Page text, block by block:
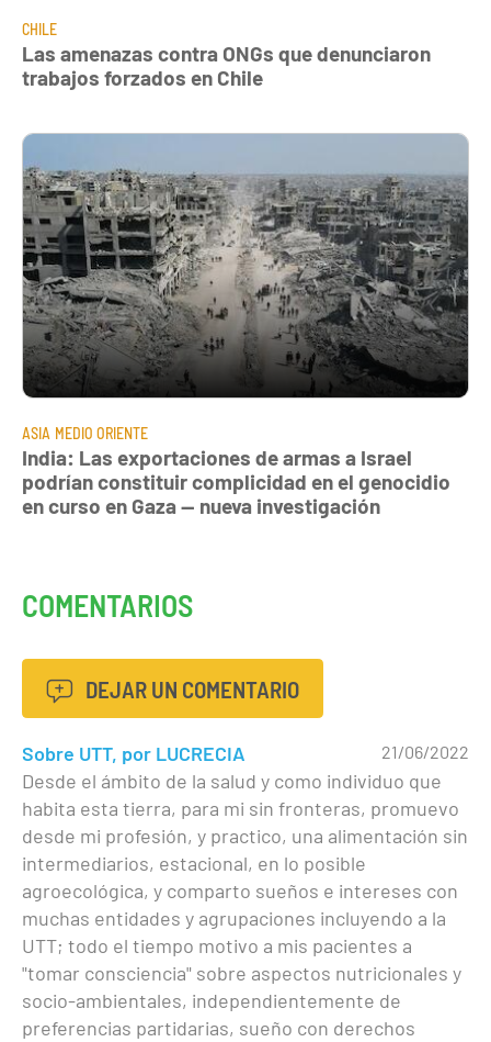
CHILE
Las amenazas contra ONGs que denunciaron
trabajos forzados en Chile
ASIA MEDIO ORIENTE
India: Las exportaciones de armas a Israel
podrían constituir complicidad en el genocidio
en curso en Gaza — nueva investigación
COMENTARIOS
DEJAR UN COMENTARIO
21/06/2022
Sobre UTT, por LUCRECIA
Desde el ámbito de la salud y como individuo que
habita esta tierra, para mi sin fronteras, promuevo
desde mi profesión, y practico, una alimentación sin
intermediarios, estacional, en lo posible
agroecológica, y comparto sueños e intereses con
muchas entidades y agrupaciones incluyendo a la
UTT; todo el tiempo motivo a mis pacientes a
"tomar consciencia" sobre aspectos nutricionales y
socio-ambientales, independientemente de
preferencias partidarias, sueño con derechos